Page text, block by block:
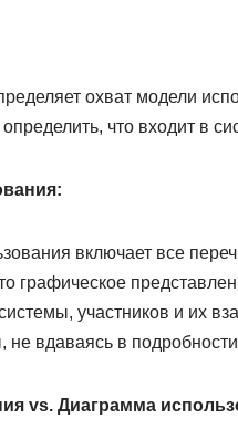
охват модели
что входит в
включает все
графическое
участников и их
не вдаваясь в
vs. Диаграмма